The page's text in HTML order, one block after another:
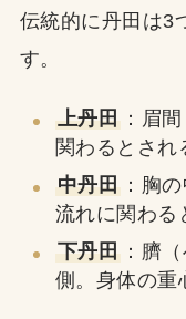
伝統的に丹田は3
す。
上丹田
：眉
関わるとされ
中丹田
：胸
流れに関わる
下丹田
：臍
側。身体の重